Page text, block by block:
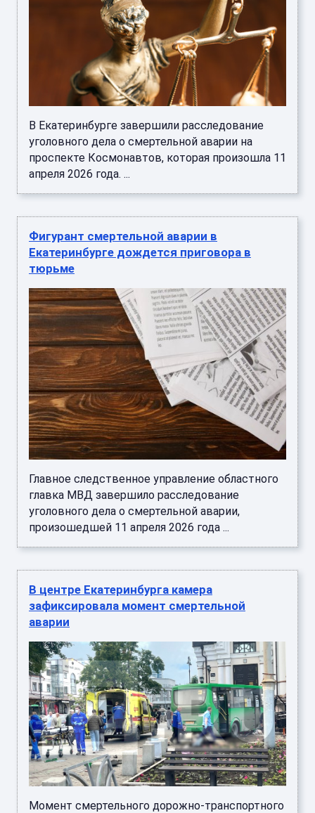
В Екатеринбурге завершили расследование
уголовного дела о смертельной аварии на
проспекте Космонавтов, которая произошла 11
апреля 2026 года. ...
Фигурант смертельной аварии в
Екатеринбурге дождется приговора в
тюрьме
Главное следственное управление областного
главка МВД завершило расследование
уголовного дела о смертельной аварии,
произошедшей 11 апреля 2026 года ...
В центре Екатеринбурга камера
зафиксировала момент смертельной
аварии
Момент смертельного дорожно-транспортного